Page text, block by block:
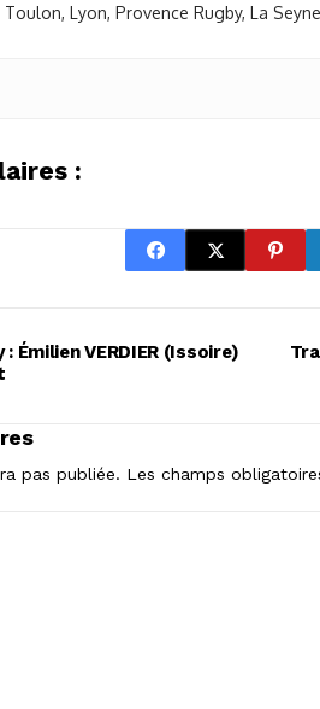
Toulon, Lyon, Provence Rugby, La
:
Émilien VERDIER (Issoire)
pas publiée. Les champs